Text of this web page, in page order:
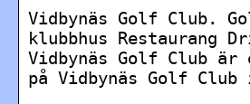
Vidbynäs Golf Club.
klubbhus Restaurang
Vidbynäs Golf Club är
på Vidbynäs Golf Club